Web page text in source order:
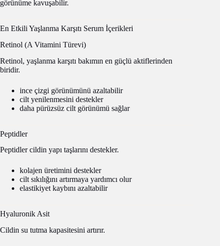
görünüme kavuşabilir.
En Etkili Yaşlanma Karşıtı Serum İçerikleri
Retinol (A Vitamini Türevi)
Retinol, yaşlanma karşıtı bakımın en güçlü aktiflerinden
biridir.
ince çizgi görünümünü azaltabilir
cilt yenilenmesini destekler
daha pürüzsüz cilt görünümü sağlar
Peptidler
Peptidler cildin yapı taşlarını destekler.
kolajen üretimini destekler
cilt sıkılığını artırmaya yardımcı olur
elastikiyet kaybını azaltabilir
Hyaluronik Asit
Cildin su tutma kapasitesini artırır.